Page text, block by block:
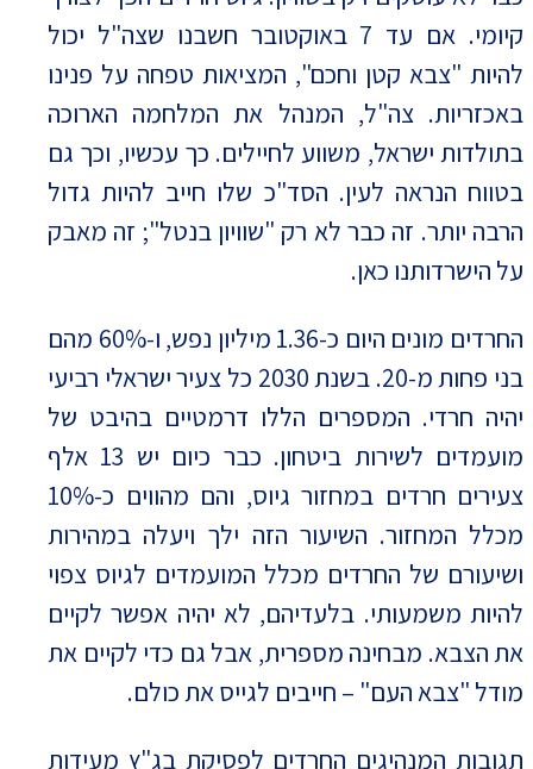
קיומי. אם עד 7 באוקטובר חשבנו שצה"ל יכול
להיות "צבא קטן וחכם", המציאות טפחה על פנינו
באכזריות. צה"ל, המנהל את המלחמה הארוכה
בתולדות ישראל, משווע לחיילים. כך עכשיו, וכך גם
בטווח הנראה לעין. הסד"כ שלו חייב להיות גדול
הרבה יותר. זה כבר לא רק "שוויון בנטל"; זה מאבק
על הישרדותנו כאן.
החרדים מונים היום כ-1.36 מיליון נפש, ו-60% מהם
בני פחות מ-20. בשנת 2030 כל צעיר ישראלי רביעי
יהיה חרדי. המספרים הללו דרמטיים בהיבט של
מועמדים לשירות ביטחון. כבר כיום יש 13 אלף
צעירים חרדים במחזור גיוס, והם מהווים כ-10%
מכלל המחזור. השיעור הזה ילך ויעלה במהירות
ושיעורם של החרדים מכלל המועמדים לגיוס צפוי
להיות משמעותי. בלעדיהם, לא יהיה אפשר לקיים
את הצבא. מבחינה מספרית, אבל גם כדי לקיים את
מודל "צבא העם" – חייבים לגייס את כולם.
תגובות המנהיגים החרדים לפסיקת בג"ץ מעידות